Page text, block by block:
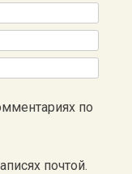
по
почтой.